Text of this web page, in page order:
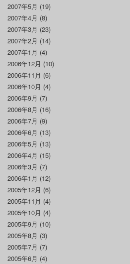
2007年5月 (19)
2007年4月 (8)
2007年3月 (23)
2007年2月 (14)
2007年1月 (4)
2006年12月 (10)
2006年11月 (6)
2006年10月 (4)
2006年9月 (7)
2006年8月 (16)
2006年7月 (9)
2006年6月 (13)
2006年5月 (13)
2006年4月 (15)
2006年3月 (7)
2006年1月 (12)
2005年12月 (6)
2005年11月 (4)
2005年10月 (4)
2005年9月 (10)
2005年8月 (3)
2005年7月 (7)
2005年6月 (4)